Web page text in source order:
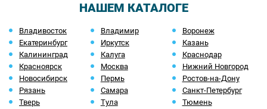
НАШЕМ КАТАЛОГЕ
Владивосток Владимир
Воронеж
Екатеринбург
Иркутск
Казань
Калининград
Калуга
Краснодар
Красноярск
Москва
Нижний Новгород
Новосибирск
Пермь
Ростов-на-Дону
Рязань
Самара
Санкт-Петербург
Тверь
Тула
Тюмень